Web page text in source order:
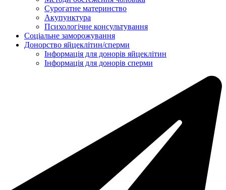
Сурогатне материнство
Акупунктура
Психологічне консультування
Соціальне заморожування
Донорство яйцеклітин/сперми
Інформація для донорів яйцеклітин
Інформація для донорів сперми